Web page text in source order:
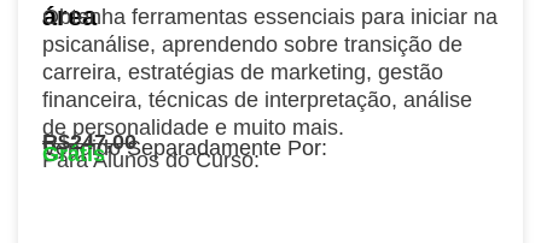
área
Obtenha ferramentas essenciais para iniciar na
psicanálise, aprendendo sobre transição de
carreira, estratégias de marketing, gestão
financeira, técnicas de interpretação, análise
de personalidade e muito mais.
Vendido Separadamente Por:
R$247,00
Para Alunos do Curso:
Grátis